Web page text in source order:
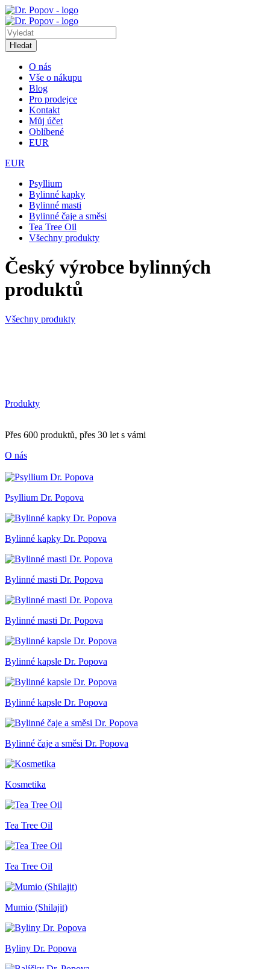
Hledat
O nás
Vše o nákupu
Blog
Pro prodejce
Kontakt
Můj účet
Oblíbené
EUR
EUR
Psyllium
Bylinné kapky
Bylinné masti
Bylinné čaje a směsi
Tea Tree Oil
Všechny produkty
Český výrobce bylinných
produktů
Všechny produkty
Produkty
Přes 600 produktů, přes 30 let s vámi
O nás
Psyllium Dr. Popova
Bylinné kapky Dr. Popova
Bylinné masti Dr. Popova
Bylinné masti Dr. Popova
Bylinné kapsle Dr. Popova
Bylinné kapsle Dr. Popova
Bylinné čaje a směsi Dr. Popova
Kosmetika
Tea Tree Oil
Tea Tree Oil
Mumio (Shilajit)
Byliny Dr. Popova